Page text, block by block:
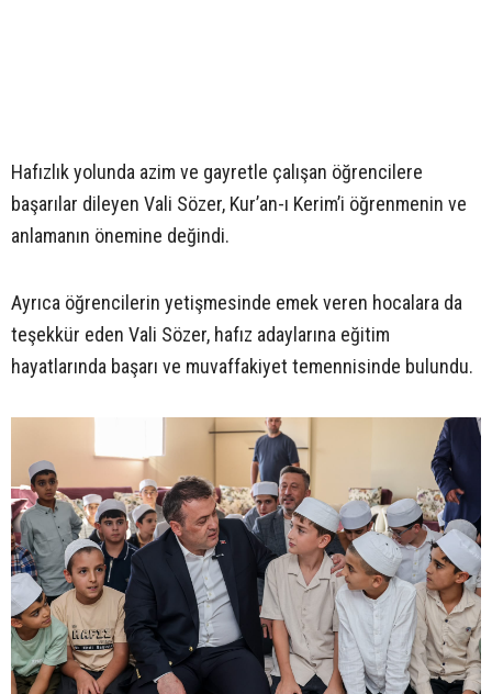
Hafızlık yolunda azim ve gayretle çalışan öğrencilere
başarılar dileyen Vali Sözer, Kur’an-ı Kerim’i öğrenmenin ve
anlamanın önemine değindi.
Ayrıca öğrencilerin yetişmesinde emek veren hocalara da
teşekkür eden Vali Sözer, hafız adaylarına eğitim
hayatlarında başarı ve muvaffakiyet temennisinde bulundu.